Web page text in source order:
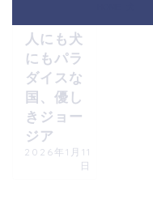
人にも犬
にもパラ
ダイスな
国、優し
きジョー
ジア
2026年1月11
日